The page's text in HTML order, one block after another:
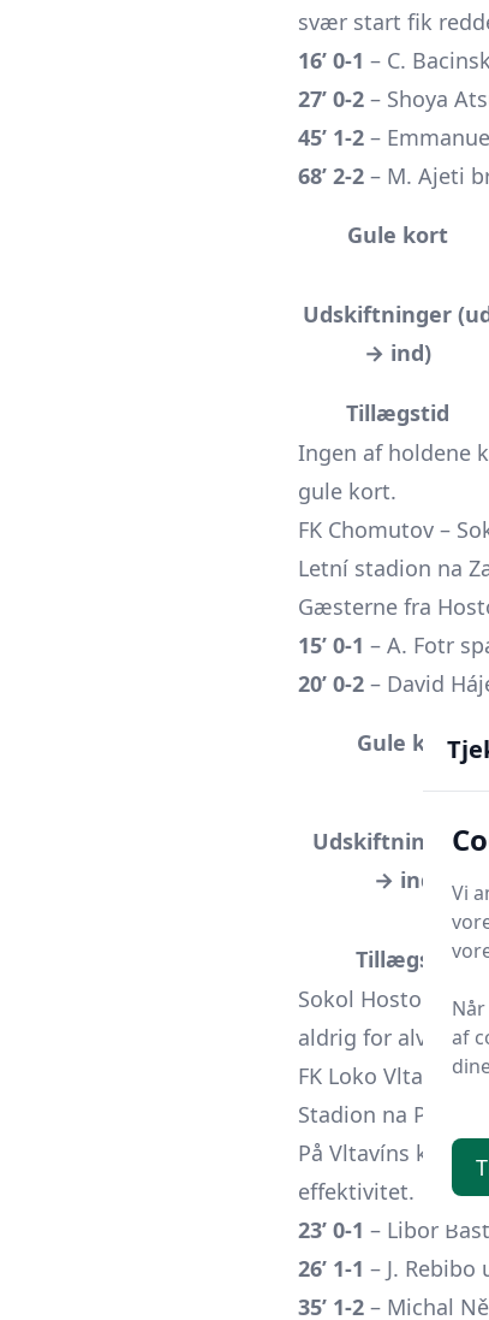
svær start fik
16’ 0-1 – C.
27’ 0-2 – Shoya
45’ 1-2 –
68’ 2-2 – M. Ajeti
Gule kort
Udskiftninger
→ ind)
Tillægstid
Ingen af holdene
gule kort.
FK Chomutov –
Letní stadion na
Gæsterne fra
15’ 0-1 – A. Fotr
20’ 0-2 – David
Gule kort
Udskiftninger
→ ind)
Tillægstid
Sokol Hostouň
aldrig for alvor
FK Loko Vltavín –
Stadion na
På Vltavíns
effektivitet.
23’ 0-1 – Libor
26’ 1-1 – J.
35’ 1-2 – Michal
Vi
af